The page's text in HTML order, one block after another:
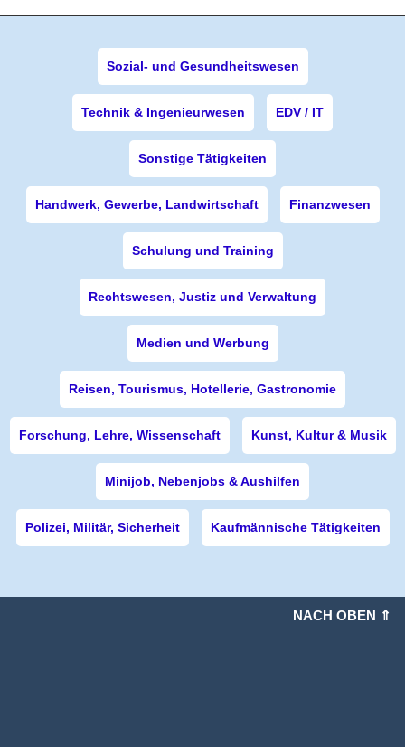
Sozial- und Gesundheitswesen
Technik & Ingenieurwesen EDV / IT
Sonstige Tätigkeiten
Handwerk, Gewerbe, Landwirtschaft Finanzwesen
Schulung und Training
Rechtswesen, Justiz und Verwaltung
Medien und Werbung
Reisen, Tourismus, Hotellerie, Gastronomie
Forschung, Lehre, Wissenschaft Kunst, Kultur & Musik
Minijob, Nebenjobs & Aushilfen
Polizei, Militär, Sicherheit Kaufmännische Tätigkeiten
NACH OBEN ⇑